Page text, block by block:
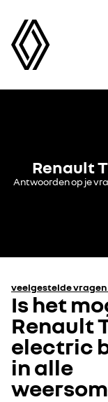
Renault
Antwoorden op je
veelgestelde vragen
Is het
Renault
electric
in alle